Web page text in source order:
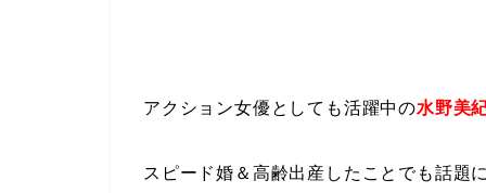
アクション女優としても活躍中の水野美
スピード婚＆高齢出産したことでも話題